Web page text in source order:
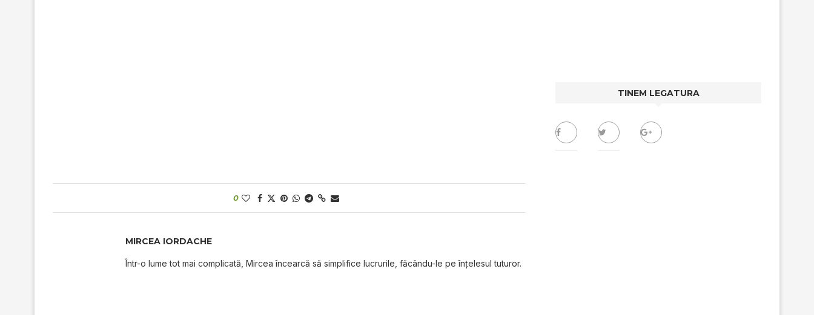
0
MIRCEA IORDACHE
Într-o lume tot mai complicată, Mircea încearcă să simplifice lucrurile, făcându-le pe înțelesul tuturor.
TINEM LEGATURA